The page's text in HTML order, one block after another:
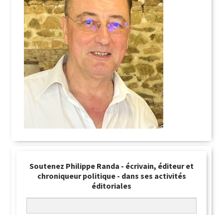
Soutenez Philippe Randa - écrivain, éditeur et
chroniqueur politique - dans ses activités
éditoriales